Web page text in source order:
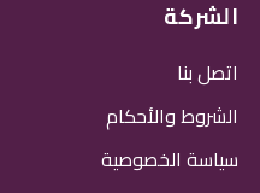
الشركة
اتصل بنا
الشروط والأحكام
سياسة الخصوصية